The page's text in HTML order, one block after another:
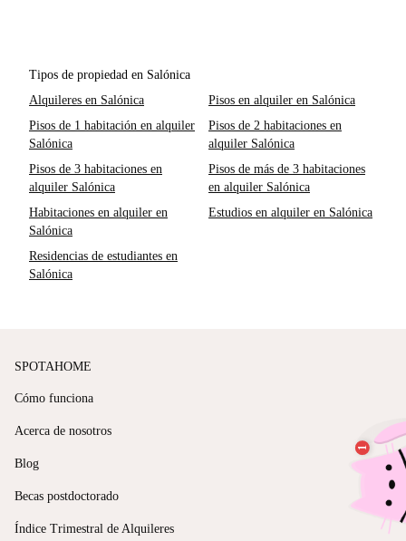
Tipos de propiedad en Salónica
Alquileres en Salónica
Pisos en alquiler en Salónica
Pisos de 1 habitación en alquiler
Salónica
Pisos de 2 habitaciones en
alquiler Salónica
Pisos de 3 habitaciones en
alquiler Salónica
Pisos de más de 3 habitaciones
en alquiler Salónica
Habitaciones en alquiler en
Salónica
Estudios en alquiler en Salónica
Residencias de estudiantes en
Salónica
SPOTAHOME
Cómo funciona
Acerca de nosotros
Blog
Becas postdoctorado
Índice Trimestral de Alquileres